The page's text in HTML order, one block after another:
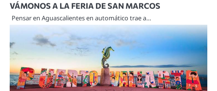
VÁMONOS A LA FERIA DE SAN MARCOS
Pensar en Aguascalientes en automático trae a…